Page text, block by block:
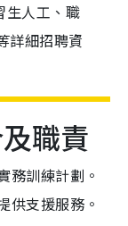
生人工、職
詳細招聘資
職責
務訓練計劃。
供支援服務。